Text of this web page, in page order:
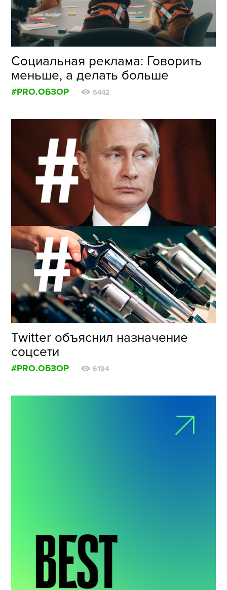
Социальная реклама: Говорить
меньше, а делать больше
#PRO.ОБЗОР 6442
Twitter объяснил назначение
соцсети
#PRO.ОБЗОР 6194